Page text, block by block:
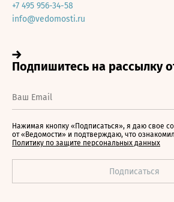
+7 495 956-34-58
info@vedomosti.ru
Нажимая кнопку «Подписаться», я даю свое
от «Ведомости» и подтверждаю, что
Политику по защите персональных данных